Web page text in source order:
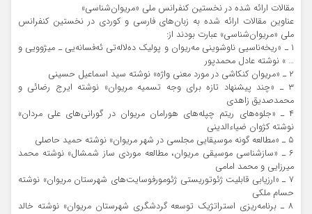
مقالات ارائه شده در نخستین کنفرانس ملی «مریوان‌شناسی»
عناوین مقالات ارائه شده به زبان‌های فارسی و کوردی در نخستین کنفرانس
ملی «مریوان‌شناسی» عبارت بودند از:
۱ ـ «ریخه‌ناسیی ناوشوینی مه‌ریوان و پولیک ده‌لاله‌تی ئه‌فسانه‌یی ـ میژوویی و
… » نوشته عادل محمدپور
۲ ـ «مریوان کنکاشی در مورد معني واژه» نوشته سيد اسماعيل حسينی
۳ ـ «چند پيشنهاد تازه براي وجه تسميه مریوان» نوشته ایرج رضائی و
محمدصدیق زاهدی
۴ ـ «جلوه‌های ریتم چپله‌های هورامان مریوان در گورانی‌های علی مردان»
نوشته کژوان ضیاءالدینی
۵ ـ «مطالعه گونه موسیقایی مجلسی در شهر مریوان» نوشته حمید حاصلی
۶ ـ «سازشناسی موسیقی مریوان، مطالعه موردی ساز شمشال» نوشته محمد
میرزایی و محمد امامی
۷ ـ «ارزیابی قابلیت ژئوتوریستی ژئومورفوسایت‌های شهرستان مریوان» نوشته
حسام ملکی
۸ ـ برنامه‌ریزی استراتژیک توسعه گردشگری شهرستان مریوان» نوشته خالد